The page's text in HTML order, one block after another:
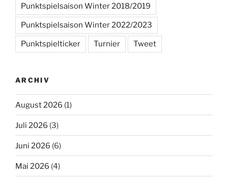
Punktspielsaison Winter 2018/2019
Punktspielsaison Winter 2022/2023
Punktspielticker Turnier Tweet
ARCHIV
August 2026 (1)
Juli 2026 (3)
Juni 2026 (6)
Mai 2026 (4)